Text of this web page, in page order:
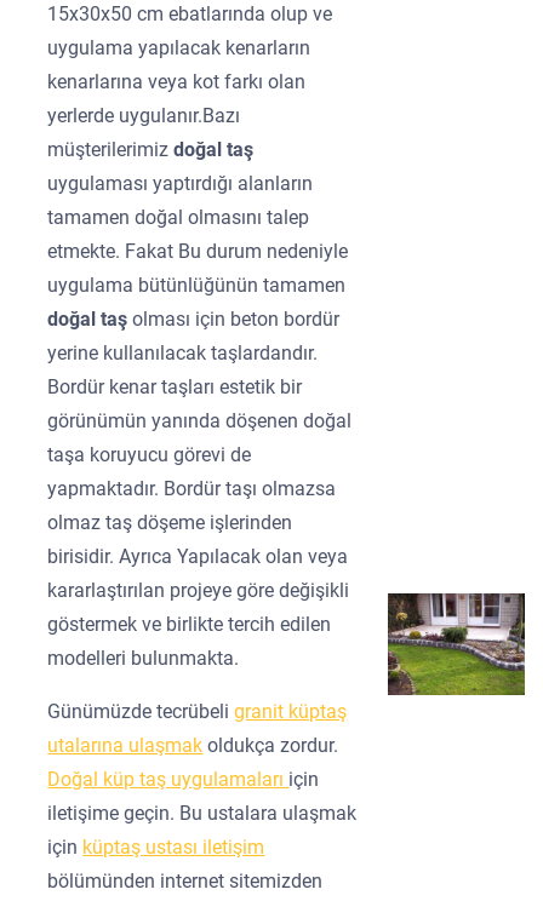
15x30x50 cm ebatlarında olup ve
uygulama yapılacak kenarların
kenarlarına veya kot farkı olan
yerlerde uygulanır.Bazı
müşterilerimizdoğal taş
uygulaması yaptırdığı alanların
tamamen doğal olmasını talep
etmekte. Fakat Bu durum nedeniyle
uygulama bütünlüğünün tamamen
doğal taşolması için beton bordür
yerine kullanılacak taşlardandır.
Bordür kenar taşları estetik bir
görünümün yanında döşenen doğal
taşa koruyucu görevi de
yapmaktadır. Bordür taşı olmazsa
olmaz taş döşeme işlerinden
birisidir. Ayrıca Yapılacak olan veya
kararlaştırılan projeye göre değişikli
göstermek ve birlikte tercih edilen
modelleri bulunmakta.
Günümüzde tecrübeligranit küptaş
utalarına ulaşmak oldukça zordur.
Doğal küp taş uygulamaları için
iletişime geçin. Bu ustalara ulaşmak
için küptaş ustası iletişim
bölümünden internet sitemizden